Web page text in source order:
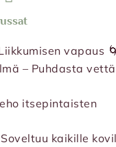
vapaus 🌀
– Puhdasta vettä
itsepintaisten
kaikille